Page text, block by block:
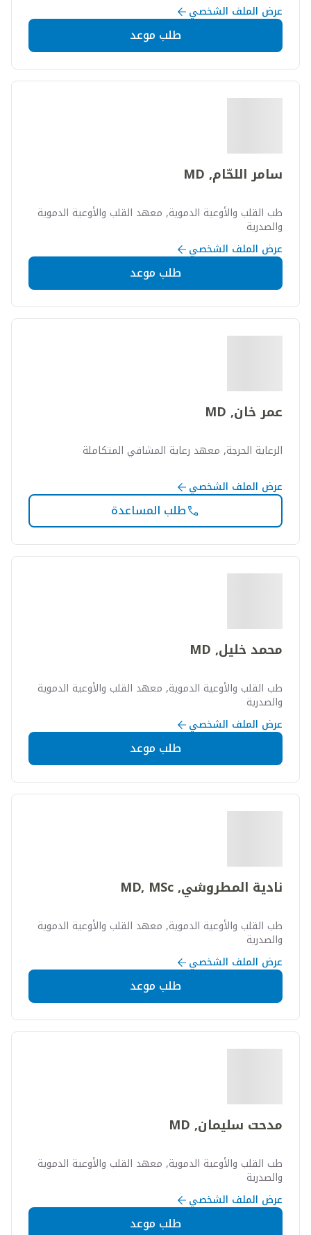
عرض الملف الشخصي
طلب موعد
سامر اللحّام, MD
طب القلب والأوعية الدموية, معهد القلب والأوعية الدموية
والصدرية
عرض الملف الشخصي
طلب موعد
عمر خان, MD
الرعاية الحرجة, معهد رعاية المشافي المتكاملة
عرض الملف الشخصي
طلب المساعدة
محمد خليل, MD
طب القلب والأوعية الدموية, معهد القلب والأوعية الدموية
والصدرية
عرض الملف الشخصي
طلب موعد
نادية المطروشي, MD, MSc
طب القلب والأوعية الدموية, معهد القلب والأوعية الدموية
والصدرية
عرض الملف الشخصي
طلب موعد
مدحت سليمان, MD
طب القلب والأوعية الدموية, معهد القلب والأوعية الدموية
والصدرية
عرض الملف الشخصي
طلب موعد